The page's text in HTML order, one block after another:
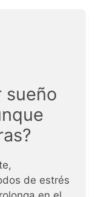
sueño
de estrés